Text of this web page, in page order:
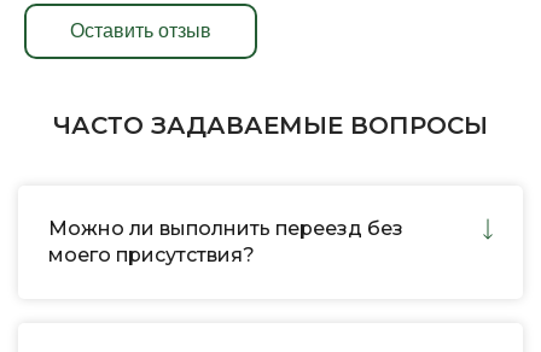
Оставить отзыв
ЧАСТО ЗАДАВАЕМЫЕ ВОПРОСЫ
Можно ли выполнить переезд без
моего присутствия?